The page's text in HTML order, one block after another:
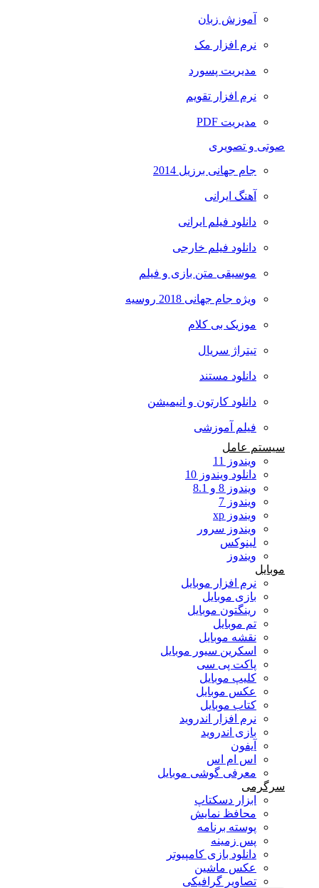
آموزش زبان
نرم افزار مک
مدیریت پسورد
نرم افزار تقویم
مدیریت PDF
صوتی و تصویری
جام جهانی برزیل 2014
آهنگ ایرانی
دانلود فیلم ایرانی
دانلود فیلم خارجی
موسیقی متن بازی و فیلم
ویژه جام جهانی 2018 روسیه
موزیک بی کلام
تیتراژ سریال
دانلود مستند
دانلود کارتون و انیمیشن
فیلم آموزشی
سیستم عامل
ویندوز 11
دانلود ویندوز 10
ویندوز 8 و 8.1
ویندوز 7
ویندوز xp
ویندوز سرور
لینوکس
ویندوز
موبایل
نرم افزار موبایل
بازی موبایل
رینگتون موبایل
تم موبایل
نقشه موبایل
اسکرین سیور موبایل
پاکت پی سی
کلیپ موبایل
عکس موبایل
کتاب موبایل
نرم افزار اندروید
بازی اندروید
آیفون
اس ام اس
معرفی گوشی موبایل
سرگرمی
ابزار دسکتاپ
محافظ نمایش
پوسته برنامه
پس زمینه
دانلود بازی کامپیوتر
عکس ماشین
تصاویر گرافیکی